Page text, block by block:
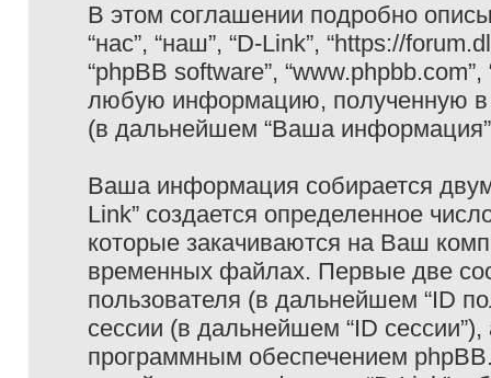
В этом соглашении подробно
“нас”, “наш”, “D-Link”, “https://
“phpBB software”,
любую информацию, полученную в
(в дальнейшем “Ваша
Ваша информация собирается
Link” создается определенное
которые закачиваются на Ваш
временных файлах. Первые две
пользователя (в дальнейшем “ID
сессии (в дальнейшем “ID
программным обеспечением